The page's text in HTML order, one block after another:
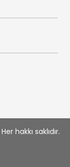
hakkı saklıdır.